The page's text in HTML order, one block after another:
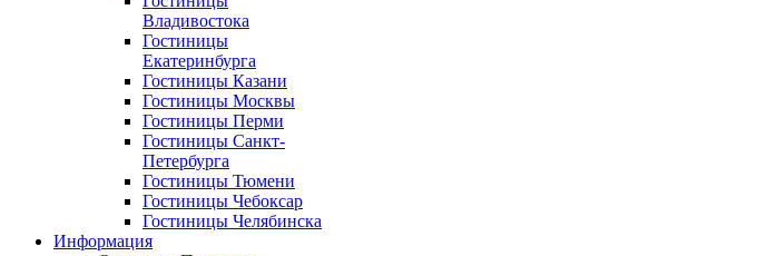
Владивостока
Гостиницы
Екатеринбурга
Гостиницы Казани
Гостиницы Москвы
Гостиницы Перми
Гостиницы Санкт-
Петербурга
Гостиницы Тюмени
Гостиницы Чебоксар
Гостиницы Челябинска
Информация